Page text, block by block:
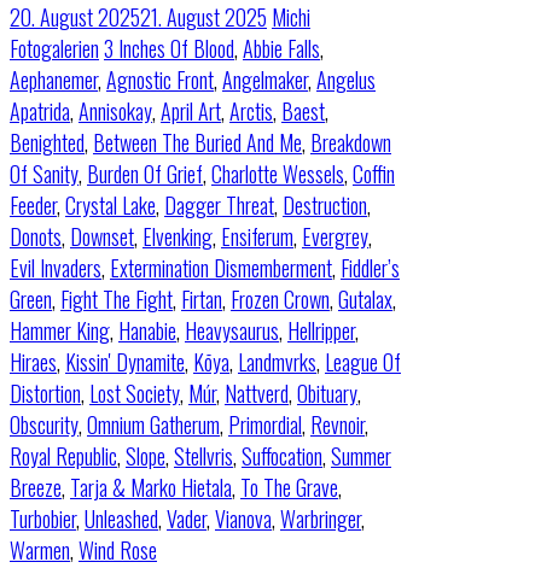
20. August 202521. August 2025 Michi
Fotogalerien3 Inches Of Blood,Abbie Falls,
Aephanemer,Agnostic Front,Angelmaker,Angelus
Apatrida,Annisokay,April Art,Arctis, Baest,
Benighted, Between The Buried And Me, Breakdown
Of Sanity, Burden Of Grief,Charlotte Wessels,Coffin
Feeder,Crystal Lake, Dagger Threat, Destruction,
Donots, Downset, Elvenking, Ensiferum, Evergrey,
Evil Invaders, Extermination Dismemberment, Fiddler’s
Green, Fight The Fight, Firtan, Frozen Crown,Gutalax,
Hammer King, Hanabie, Heavysaurus, Hellripper,
Hiraes, Kissin' Dynamite, Kōya, Landmvrks, League Of
Distortion, Lost Society, Múr, Nattverd,Obituary,
Obscurity,Omnium Gatherum, Primordial, Revnoir,
Royal Republic,Slope,Stellvris,Suffocation,Summer
Breeze, Tarja & Marko Hietala, To The Grave,
Turbobier,Unleashed,Vader,Vianova,Warbringer,
Warmen,Wind Rose